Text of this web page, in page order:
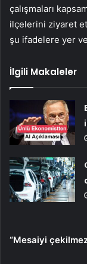
çalışmaları
ilçelerini ziyaret
şu ifadelere yer
İlgili Makaleler
“Mesaiyi